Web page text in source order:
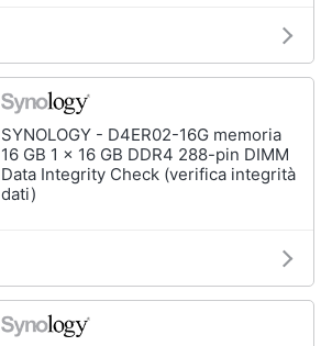
SYNOLOGY - D4ER02-16G memoria
16 GB 1 x 16 GB DDR4 288-pin DIMM
Data Integrity Check (verifica integrità
dati)